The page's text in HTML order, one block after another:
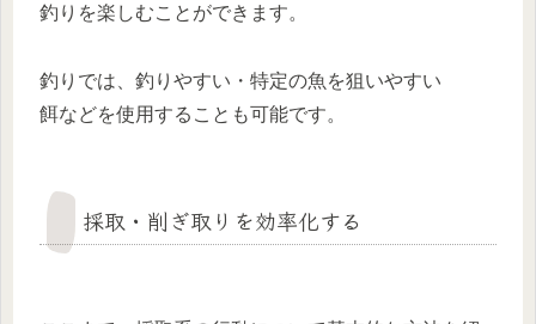
釣りを楽しむことができます。
釣りでは、釣りやすい・特定の魚を狙いやすい
餌などを使用することも可能です。
採取・削ぎ取りを効率化する